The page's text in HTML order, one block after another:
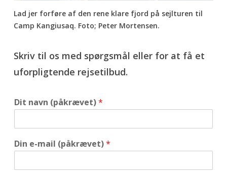
Lad jer forføre af den rene klare fjord på sejlturen til
Camp Kangiusaq. Foto; Peter Mortensen.
Skriv til os med spørgsmål eller for at få et
uforpligtende rejsetilbud.
Dit navn (påkrævet)*
Din e-mail (påkrævet)*